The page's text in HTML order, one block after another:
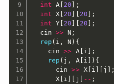
int A 20
;
int X 20 20
;
int Y 20 20
;
  cin
>> N ;
rep ( i , N ) {
    cin
>> A[ i
;
rep ( j , A[ i ) {
      cin
>> X[ i j
;
      X
i j -- ;